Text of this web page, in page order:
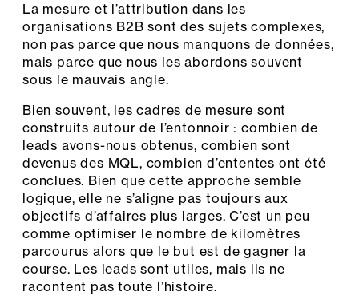
La mesure et l’attribution dans les
organisations B2B sont des sujets complexes,
non pas parce que nous manquons de données,
mais parce que nous les abordons souvent
sous le mauvais angle.
Bien souvent, les cadres de mesure sont
construits autour de l’entonnoir : combien de
leads avons-nous obtenus, combien sont
devenus des MQL, combien d’ententes ont été
conclues. Bien que cette approche semble
logique, elle ne s’aligne pas toujours aux
objectifs d’affaires plus larges. C’est un peu
comme optimiser le nombre de kilomètres
parcourus alors que le but est de gagner la
course. Les leads sont utiles, mais ils ne
racontent pas toute l’histoire.